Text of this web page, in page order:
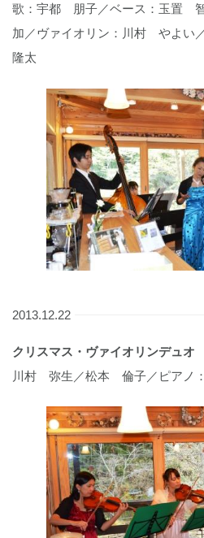
歌：宇都 朋子／ベース：玉置
加／ヴァイオリン：川村 やよい
隆太
2013.12.22
クリスマス・ヴァイオリンデュオ
川村 弥生／松本 倫子／ピアノ